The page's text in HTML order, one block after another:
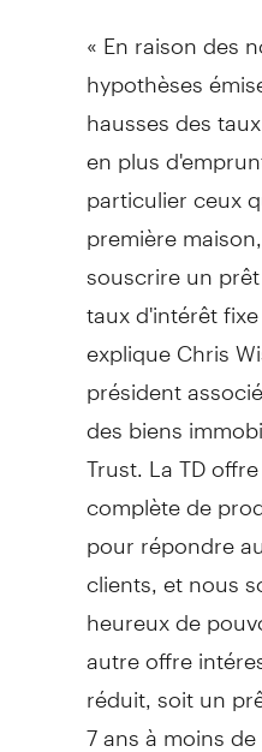
« En raison des
hypothèses
hausses des
en plus
particulier ceux
première
souscrire un
taux d'intérêt
explique Chris
président
des biens
Trust. La TD
complète de
pour répondre
clients, et nous
heureux de
autre offre
réduit, soit un
7 ans à moins de